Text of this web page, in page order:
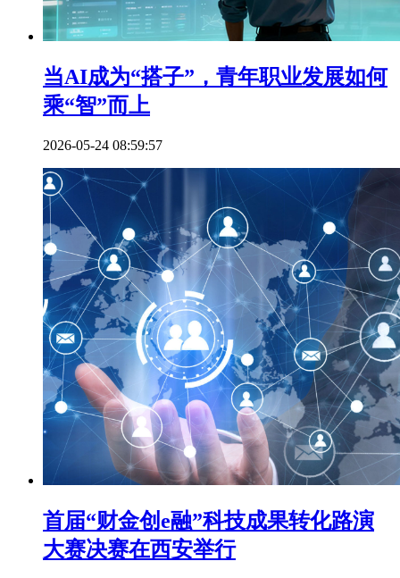
当AI成为“搭子”，青年职业发展如何
乘“智”而上
2026-05-24 08:59:57
首届“财金创e融”科技成果转化路演
大赛决赛在西安举行